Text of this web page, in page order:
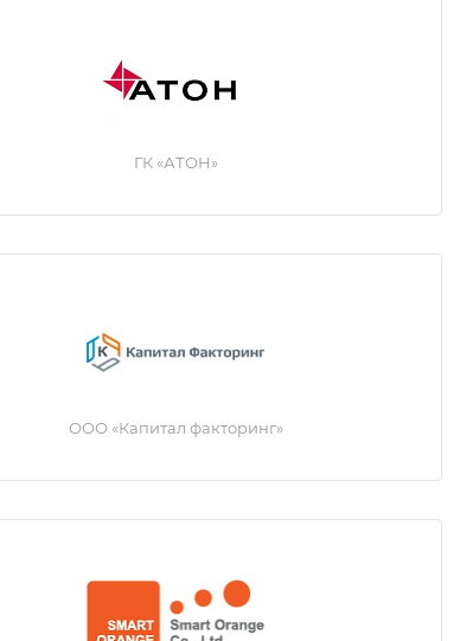
ГК «АТОН»
ООО «Капитал факторинг»